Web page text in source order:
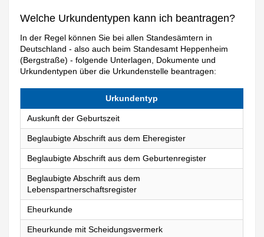
Welche Urkundentypen kann ich beantragen?
In der Regel können Sie bei allen Standesämtern in
Deutschland - also auch beim Standesamt Heppenheim
(Bergstraße) - folgende Unterlagen, Dokumente und
Urkundentypen über die Urkundenstelle beantragen:
Urkundentyp
Auskunft der Geburtszeit
Beglaubigte Abschrift aus dem Eheregister
Beglaubigte Abschrift aus dem Geburtenregister
Beglaubigte Abschrift aus dem
Lebenspartnerschaftsregister
Eheurkunde
Eheurkunde mit Scheidungsvermerk